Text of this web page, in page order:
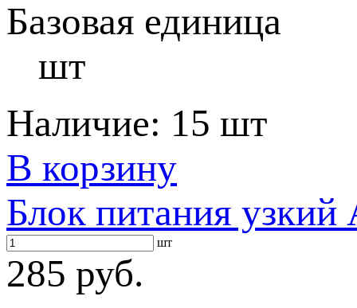
Базовая единица
шт
Наличие: 15 шт
В корзину
Блок питания
шт
285 руб.